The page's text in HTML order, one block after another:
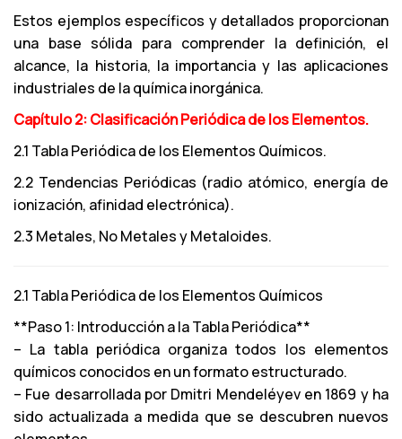
Estos ejemplos específicos y detallados proporcionan
una base sólida para comprender la definición, el
alcance, la historia, la importancia y las aplicaciones
industriales de la química inorgánica.
Capítulo 2: Clasificación Periódica de los Elementos.
2.1 Tabla Periódica de los Elementos Químicos.
2.2 Tendencias Periódicas (radio atómico, energía de
ionización, afinidad electrónica).
2.3 Metales, No Metales y Metaloides.
2.1 Tabla Periódica de los Elementos Químicos
**Paso 1: Introducción a la Tabla Periódica**
– La tabla periódica organiza todos los elementos
químicos conocidos en un formato estructurado.
– Fue desarrollada por Dmitri Mendeléyev en 1869 y ha
sido actualizada a medida que se descubren nuevos